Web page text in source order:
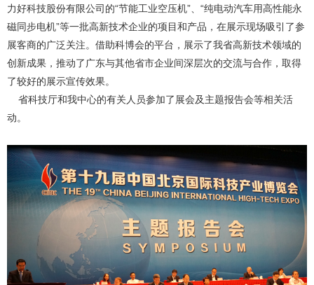
力好科技股份有限公司的“节能工业空压机”、“纯电动汽车用高性能永
磁同步电机”等一批高新技术企业的项目和产品，在展示现场吸引了参
展客商的广泛关注。借助科博会的平台，展示了我省高新技术领域的
创新成果，推动了广东与其他省市企业间深层次的交流与合作，取得
了较好的展示宣传效果。
省科技厅和我中心的有关人员参加了展会及主题报告会等相关活
动。